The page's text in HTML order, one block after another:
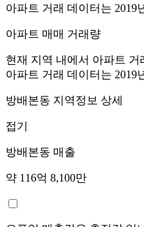
아파트 거래 데이터는 2019
아파트 매매 거래량
현재 지역 내에서 아파트
아파트 거래 데이터는 2019
방배본동 지역정보 상세
접기
방배본동 매출
약 116억 8,100만